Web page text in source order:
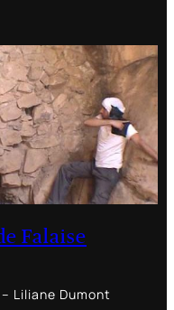
Falaise
Liliane Dumont